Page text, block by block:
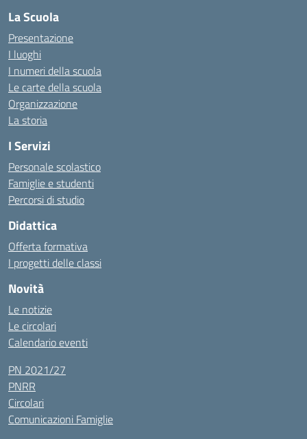
La Scuola
Presentazione
I luoghi
I numeri della scuola
Le carte della scuola
Organizzazione
La storia
I Servizi
Personale scolastico
Famiglie e studenti
Percorsi di studio
Didattica
Offerta formativa
I progetti delle classi
Novità
Le notizie
Le circolari
Calendario eventi
PN 2021/27
PNRR
Circolari
Comunicazioni Famiglie